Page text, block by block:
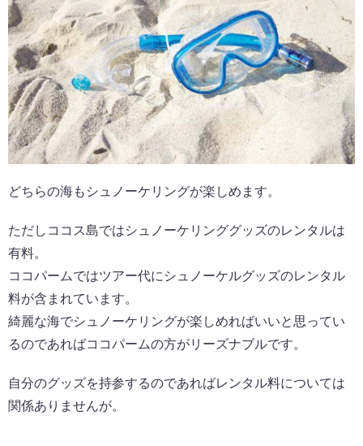
どちらの海もシュノーケリングが楽しめます。
ただしココス島ではシュノーケリンググッズのレンタルは
有料。
ココパームではツアー代にシュノーケルグッズのレンタル
料が含まれています。
綺麗な海でシュノーケリングが楽しめればいいと思ってい
るのであればココパームの方がリーズナブルです。
自分のグッズを持参するのであればレンタル料については
関係ありませんが。